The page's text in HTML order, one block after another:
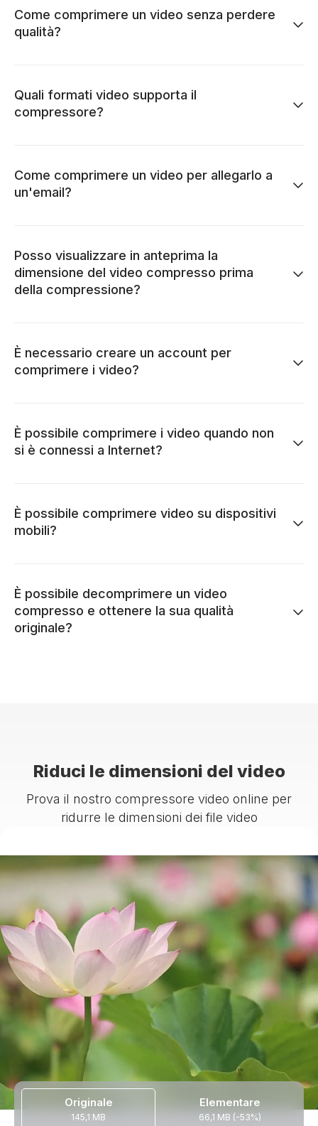
Come comprimere un video senza perdere
qualità?
Quali formati video supporta il
compressore?
Come comprimere un video per allegarlo a
un'email?
Posso visualizzare in anteprima la
dimensione del video compresso prima
della compressione?
È necessario creare un account per
comprimere i video?
È possibile comprimere i video quando non
si è connessi a Internet?
È possibile comprimere video su dispositivi
mobili?
È possibile decomprimere un video
compresso e ottenere la sua qualità
originale?
Riduci le dimensioni del video
Prova il nostro compressore video online per
ridurre le dimensioni dei file video
Originale
145,1 MB
Elementare
66,1 MB (-53%)